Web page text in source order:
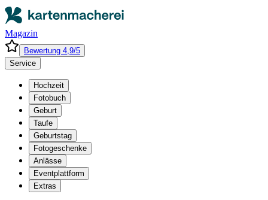
Magazin
Bewertung 4,9/5
Service
Hochzeit
Fotobuch
Geburt
Taufe
Geburtstag
Fotogeschenke
Anlässe
Eventplattform
Extras